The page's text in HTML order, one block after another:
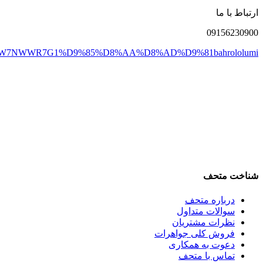
ارتباط با ما
09156230900
%D9%85%D8%AA%D8%AD%D9%81bahrololumi
شناخت متحف
درباره متحف
سوالات متداول
نظرات مشتریان
فروش کلی جواهرات
دعوت به همکاری
تماس با متحف